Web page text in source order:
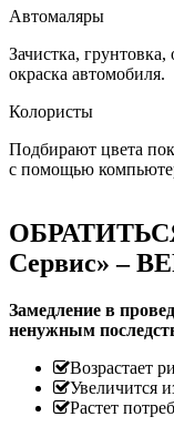
Автомаляры
Зачистка,
окраска автомобиля.
Колористы
Подбирают цвета
с помощью
Сервис» –
Замедление в
ненужным
Возрастает
Увеличится
Растет